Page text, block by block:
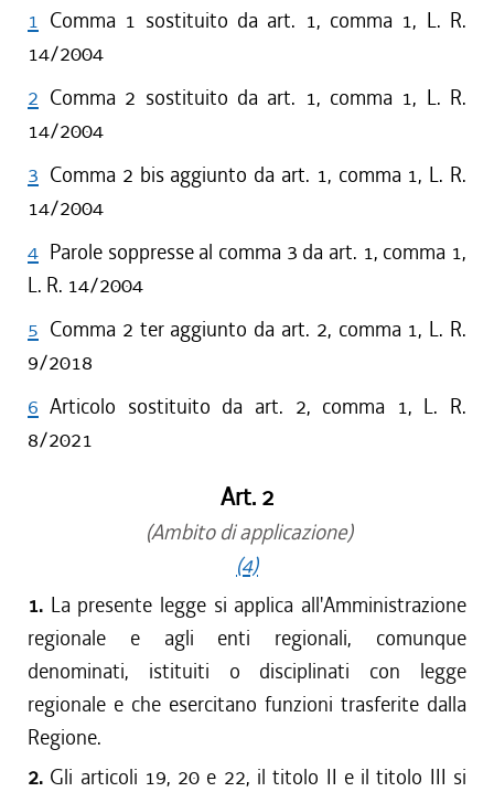
1 Comma 1 sostituito da art. 1, comma 1, L. R.
14/2004
2 Comma 2 sostituito da art. 1, comma 1, L. R.
14/2004
3 Comma 2 bis aggiunto da art. 1, comma 1, L. R.
14/2004
4 Parole soppresse al comma 3 da art. 1, comma 1,
L. R. 14/2004
5 Comma 2 ter aggiunto da art. 2, comma 1, L. R.
9/2018
6 Articolo sostituito da art. 2, comma 1, L. R.
8/2021
Art. 2
(Ambito di applicazione)
(4)
1. La presente legge si applica all'Amministrazione
regionale e agli enti regionali, comunque
denominati, istituiti o disciplinati con legge
regionale e che esercitano funzioni trasferite dalla
Regione.
2. Gli articoli 19, 20 e 22, il titolo II e il titolo III si